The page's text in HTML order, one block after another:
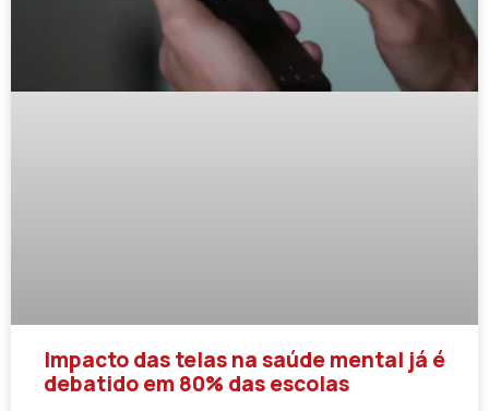
Impacto das telas na saúde mental já é
debatido em 80% das escolas